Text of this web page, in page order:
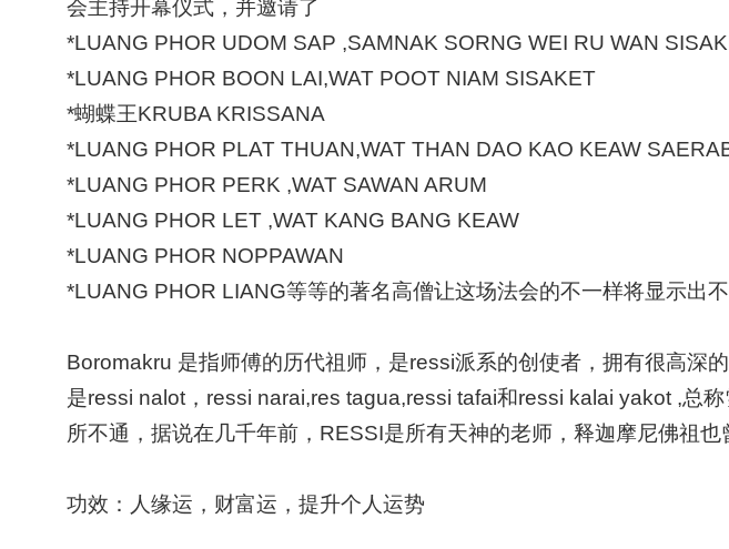
会主持开幕仪式，并邀请了
*LUANG PHOR UDOM SAP ,SAMNAK SORNG WEI RU WAN
*LUANG PHOR BOON LAI,WAT POOT NIAM SISAKET
*蝴蝶王KRUBA KRISSANA
*LUANG PHOR PLAT THUAN,WAT THAN DAO KAO KEAW
*LUANG PHOR PERK ,WAT SAWAN ARUM
*LUANG PHOR LET ,WAT KANG BANG KEAW
*LUANG PHOR NOPPAWAN
*LUANG PHOR LIANG等等的著名高僧让这场法会的不一样将显示出
Boromakru 是指师傅的历代祖师，是ressi派系的创使者，拥有很高深
是ressi nalot，ressi narai,res tagua,ressi tafai和ressi kalai yakot ,总
所不通，据说在几千年前，RESSI是所有天神的老师，释迦摩尼佛祖
功效：人缘运，财富运，提升个人运势